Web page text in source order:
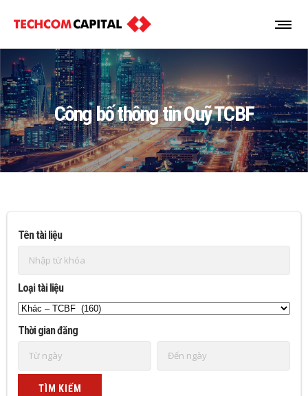
Công bố thông tin Quỹ TCBF
Tên tài liệu
Loại tài liệu
Thời gian đăng